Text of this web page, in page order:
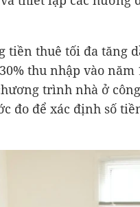
tiền thuê tối đa tăng
thu nhập vào năm
trình nhà ở
đo để xác định số